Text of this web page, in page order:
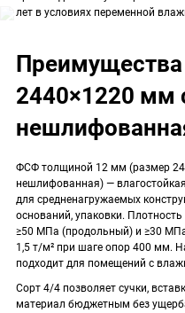
лет в условиях переменной
2440×1220 мм
ФСФ толщиной 12 мм (размер
нешлифованная) —
для средненагружаемых
оснований, упаковки.
≥50 МПа (продольный) и ≥30
1,5 т/м² при шаге опор 400 мм.
подходит для помещений с
Сорт 4/4 позволяет сучки,
материал бюджетным без